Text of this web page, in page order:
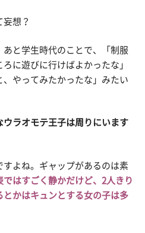
妄想？
あと学生時代のことで、「制服
に遊びに行けばよかったな」
やってみたかったな」みたい
ラオモテ王子は周りにいます
すよね。ギャップがあるのは素
ではすごく静かだけど、2人きり
とかはキュンとする女の子は多